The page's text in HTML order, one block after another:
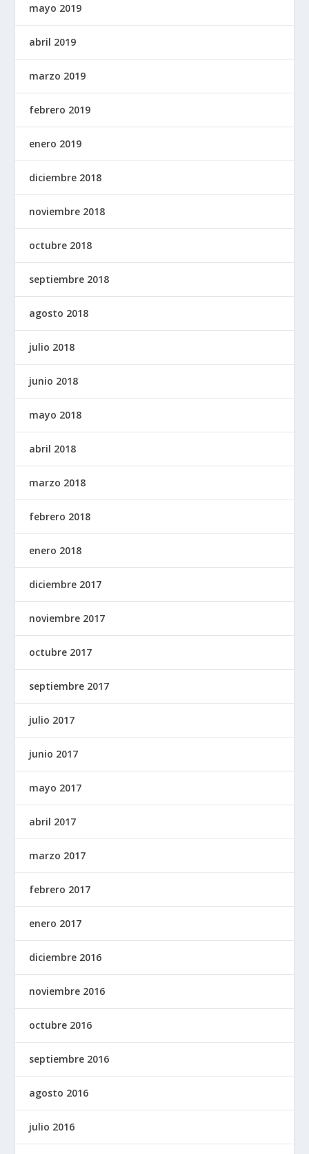
mayo 2019
abril 2019
marzo 2019
febrero 2019
enero 2019
diciembre 2018
noviembre 2018
octubre 2018
septiembre 2018
agosto 2018
julio 2018
junio 2018
mayo 2018
abril 2018
marzo 2018
febrero 2018
enero 2018
diciembre 2017
noviembre 2017
octubre 2017
septiembre 2017
julio 2017
junio 2017
mayo 2017
abril 2017
marzo 2017
febrero 2017
enero 2017
diciembre 2016
noviembre 2016
octubre 2016
septiembre 2016
agosto 2016
julio 2016